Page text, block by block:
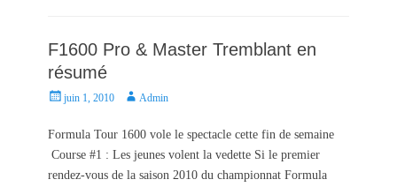
F1600 Pro & Master Tremblant en
résumé
P
s
juin 1, 2010
A
t
Admin
Formula Tour 1600 vole le spectacle cette fin de semaine
Course #1 : Les jeunes volent la vedette Si le premier
rendez-vous de la saison 2010 du championnat Formula